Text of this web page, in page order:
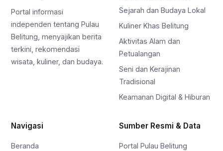
Portal informasi
independen tentang Pulau
Belitung, menyajikan berita
terkini, rekomendasi
wisata, kuliner, dan budaya.
Sejarah dan Budaya Lokal
Kuliner Khas Belitung
Aktivitas Alam dan
Petualangan
Seni dan Kerajinan
Tradisional
Keamanan Digital & Hiburan
Navigasi
Beranda
Sumber Resmi & Data
Portal Pulau Belitung